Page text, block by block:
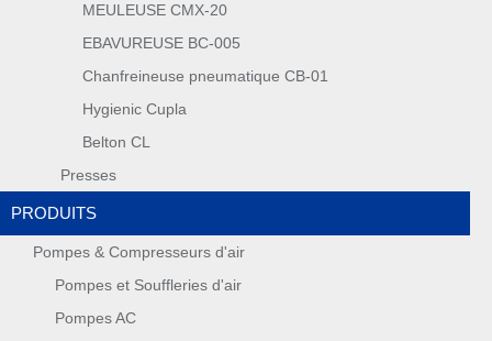
MEULEUSE CMX-20
EBAVUREUSE BC-005
Chanfreineuse pneumatique CB-01
Hygienic Cupla
Belton CL
Presses
PRODUITS
Pompes & Compresseurs d'air
Pompes et Souffleries d'air
Pompes AC